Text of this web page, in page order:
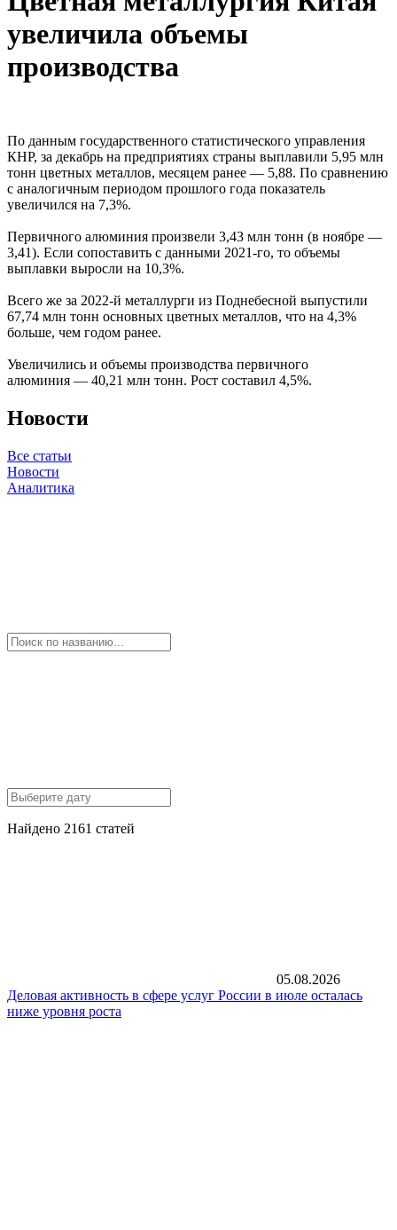
увеличила объемы
производства
По данным государственного статистического управления
КНР, за декабрь на предприятиях страны выплавили 5,95 млн
тонн цветных металлов, месяцем ранее — 5,88. По сравнению
с аналогичным периодом прошлого года показатель
увеличился на 7,3%.
Первичного алюминия произвели 3,43 млн тонн (в ноябре —
3,41). Если сопоставить с данными 2021-го, то объемы
выплавки выросли на 10,3%.
Всего же за 2022-й металлурги из Поднебесной выпустили
67,74 млн тонн основных цветных металлов, что на 4,3%
больше, чем годом ранее.
Увеличились и объемы производства первичного
алюминия — 40,21 млн тонн. Рост составил 4,5%.
Новости
Все статьи
Новости
Аналитика
Найдено 2161 статей
05.08.2026
Деловая активность в сфере услуг России в июле осталась
ниже уровня роста